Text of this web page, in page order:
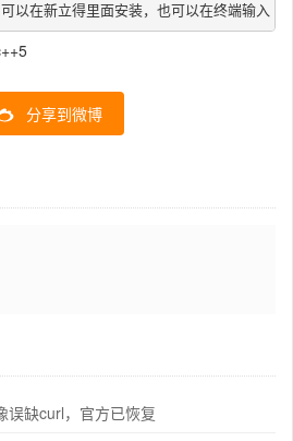
在新立得里面安装，也可以在终端输入
分享到微博
误缺curl，官方已恢复